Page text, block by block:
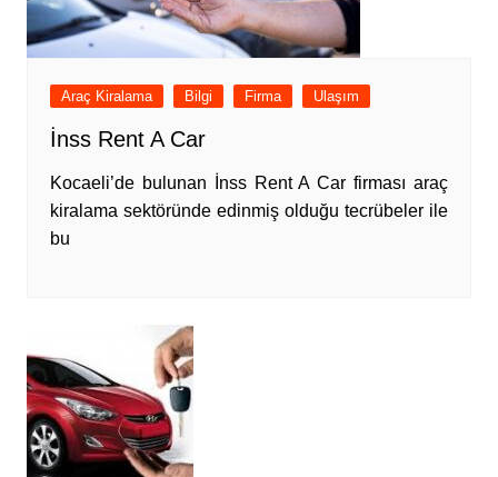
Araç Kiralama Bilgi Firma Ulaşım
İnss Rent A Car
Kocaeli’de bulunan İnss Rent A Car firması araç
kiralama sektöründe edinmiş olduğu tecrübeler ile
bu